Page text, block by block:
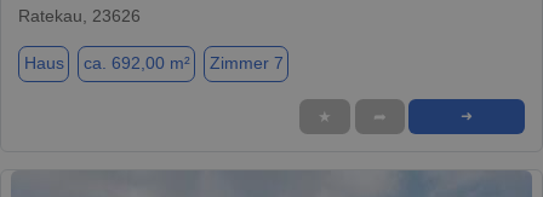
Ratekau, 23626
Haus ca. 692,00 m² Zimmer 7
★ ➦ ➜